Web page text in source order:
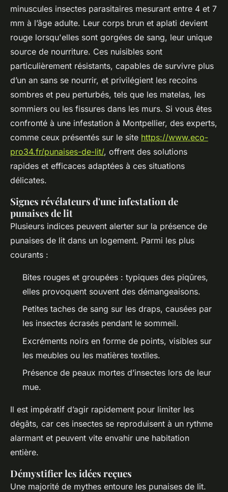
minuscules insectes parasitaires mesurant entre 4 et 7
mm à l’âge adulte. Leur corps brun et aplati devient
rouge lorsqu'elles sont gorgées de sang, leur unique
source de nourriture. Ces nuisibles sont
particulièrement résistants, capables de survivre plus
d’un an sans se nourrir, et privilégient les recoins
sombres et peu perturbés, tels que les matelas, les
sommiers ou les fissures dans les murs. Si vous êtes
confronté à une infestation à Montpellier, des experts,
comme ceux présentés sur le site https://www.eco-
pro34.fr/punaises-de-lit/, offrent des solutions
rapides et efficaces adaptées à ces situations
délicates.
Signes révélateurs d'une infestation de
punaises de lit
Plusieurs indices peuvent alerter sur la présence de
punaises de lit dans un logement. Parmi les plus
courants :
Bites rouges et groupées : typiques des piqûres,
elles provoquent souvent des démangeaisons.
Petites taches de sang sur les draps, causées par
les insectes écrasés pendant le sommeil.
Excréments noirs en forme de points, visibles sur
les meubles ou les matières textiles.
Présence de peaux mortes d’insectes lors de leur
mue.
Il est impératif d’agir rapidement pour limiter les
dégâts, car ces insectes se reproduisent à un rythme
alarmant et peuvent vite envahir une habitation
entière.
Démystifier les idées reçues
Une majorité de mythes entoure les punaises de lit.